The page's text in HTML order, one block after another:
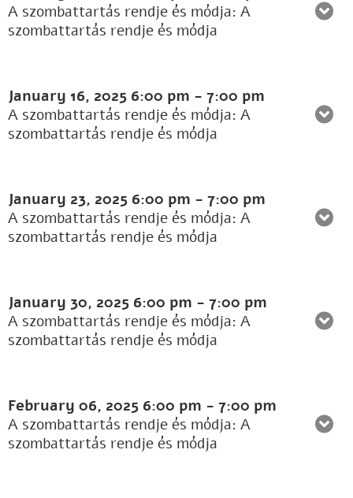
A szombattartás rendje és módja: A
szombattartás rendje és módja
January 16, 2025 6:00 pm - 7:00 pm
A szombattartás rendje és módja: A
szombattartás rendje és módja
January 23, 2025 6:00 pm - 7:00 pm
A szombattartás rendje és módja: A
szombattartás rendje és módja
January 30, 2025 6:00 pm - 7:00 pm
A szombattartás rendje és módja: A
szombattartás rendje és módja
February 06, 2025 6:00 pm - 7:00 pm
A szombattartás rendje és módja: A
szombattartás rendje és módja